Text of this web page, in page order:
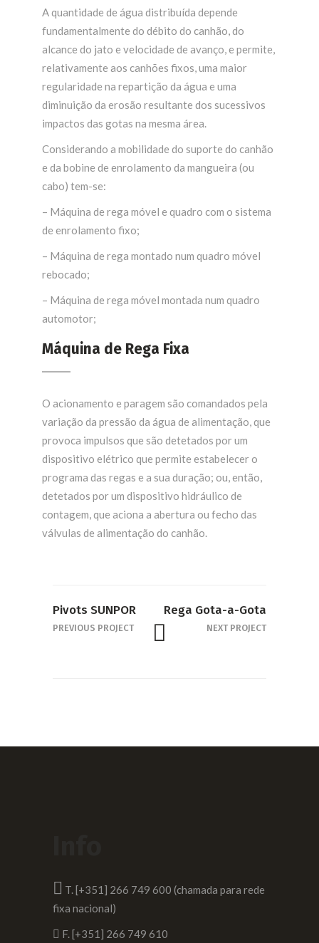
A quantidade de água distribuída depende
fundamentalmente do débito do canhão, do
alcance do jato e velocidade de avanço, e permite,
relativamente aos canhões fixos, uma maior
regularidade na repartição da água e uma
diminuição da erosão resultante dos sucessivos
impactos das gotas na mesma área.
Considerando a mobilidade do suporte do canhão
e da bobine de enrolamento da mangueira (ou
cabo) tem-se:
– Máquina de rega móvel e quadro com o sistema
de enrolamento fixo;
– Máquina de rega montado num quadro móvel
rebocado;
– Máquina de rega móvel montada num quadro
automotor;
Máquina de Rega Fixa
O acionamento e paragem são comandados pela
variação da pressão da água de alimentação, que
provoca impulsos que são detetados por um
dispositivo elétrico que permite estabelecer o
programa das regas e a sua duração; ou, então,
detetados por um dispositivo hidráulico de
contagem, que aciona a abertura ou fecho das
válvulas de alimentação do canhão.
Pivots SUNPOR
PREVIOUS PROJECT
Rega Gota-a-Gota
NEXT PROJECT
T. [+351] 266 749 600 (chamada para rede
fixa nacional)
F. [+351] 266 749 610